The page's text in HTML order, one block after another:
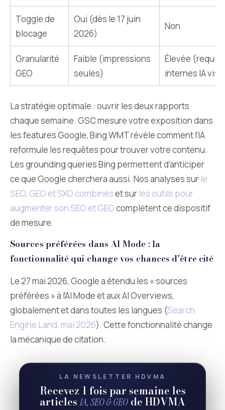
Toggle de
blocage
Oui (dès le 17 juin
2026)
Non
Granularité
GEO
Faible (impressions
seules)
Élevée
internes IA
La stratégie optimale : ouvrir les deux rapports
chaque semaine. GSC mesure votre exposition dans
les features Google, Bing WMT révèle comment l’IA
reformule les requêtes pour trouver votre contenu.
Les grounding queries Bing permettent d’anticiper
ce que Google cherchera aussi. Nos analyses sur le
SEO, GEO et SXO combinéset sur les outils pour
augmenter son SEO et GEOcomplètent ce dispositif
de mesure.
Sources préférées dans AI Mode : la
fonctionnalité qui change vos chances d’être cité
Le 27 mai 2026, Google a étendu les « sources
préférées » à l’AI Mode et aux AI Overviews,
globalement et dans toutes les langues (Search
Engine Land, mai 2026). Cette fonctionnalité change
la mécanique de citation.
LA NEWSLETTER HDVMA
Recevez 1 fois par semaine les
articlesIA, SEO & GEO de HDVMA